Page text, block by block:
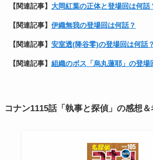
【関連記事】 大岡紅葉の正体と登場回は何話
【関連記事】 伊織無我の登場回は何話？
【関連記事】 安室透(降谷零)の登場回は何話？
【関連記事】 組織のボス「烏丸蓮耶」の登場
コナン1115話「執事と探偵」の感想＆